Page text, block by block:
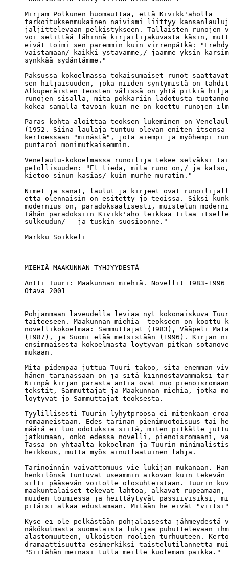
Mirjam Polkunen huomauttaa, että Kivikk'aholla
tarkoituksenmukainen naivismi liittyy
jäljittelevään pelkistykseen. Tällaisten runojen
voi selittää lähinnä kirjailijakuvasta käsin,
eivät toimi sen paremmin kuin virrenpätkä:
väistämään/ kaikki ystävämme,/ jäämme yksin
synkkää sydäntämme."
Paksussa kokoelmassa tokaisumaiset runot
sen hiljaisuuden, joka niiden syntymistä on
Alkuperäisten teosten välissä on yhtä pitkiä
runojen sisällä, mitä pokkariin ladotusta
kokea samalla tavoin kuin ne on koettu runojen
Paras kohta aloittaa teoksen lukeminen on
(1952. Siinä laulaja tuntuu olevan eniten
kertoessaan "minästä", jota aiempi ja myöhempi
puntaroi monimutkaisemmin.
Venelaulu-kokoelmassa runoilija tekee selväksi
petollisuuden: "Et tiedä, mitä runo on,/ ja
kietoo sinun käsiäs/ kuin murhe muratin."
Nimet ja sanat, laulut ja kirjeet ovat
että olennaisin on esitetty jo teoissa. Siksi
modernius on, paradoksaalisesti, muistelun
Tähän paradoksiin Kivikk'aho leikkaa tilaa
sulkeudun/ - ja tuskin suosioonne."
Markku Soikkeli
Antti Tuuri: Maakunnan miehiä. Novellit 1983-1996
Otava 2001
Pohjanmaan laveudella leviää nyt kokonaiskuva
taiteeseen. Maakunnan miehiä -teokseen on koottu
novellikokoelmaa: Sammuttajat (1983), Vääpeli
(1987), ja Suomi elää metsistään (1996). Kirjan
ensimmäisestä kokoelmasta löytyvän pitkän
mukaan.
Mitä pidempää juttua Tuuri takoo, sitä enemmän
hänen tarinassaan on ja sitä kiinnostavammaksi
Niinpä kirjan parasta antia ovat nuo
tekstit, Sammuttajat ja Maakunnan miehiä, jotka
löytyvät jo Sammuttajat-teoksesta.
Tyylillisesti Tuurin lyhytproosa ei mitenkään
romaaneistaan. Edes tarinan pienimuotoisuus tai
määrä ei luo odotuksia siitä, miten pitkälle
jatkumaan, onko edessä novelli, pienoisromaani,
Tässä on yhtäältä kokoelman ja Tuurin
heikkous, mutta myös ainutlaatuinen lahja.
Tarinoinnin vaivattomuus vie lukijan mukanaan.
henkilönsä tuntuvat useammin aikovan kuin
silti pääsevän voitolle olosuhteistaan. Tuurin
maakuntalaiset tekevät lähtöä, alkavat
muiden toimiessa ja heittäytyvät passiivisiksi,
pitäisi alkaa edustamaan. Mitään he eivät
Kyse ei ole pelkästään pohjalaisesta jähmeydestä
näkökulmasta suomalaista lukijaa puhuttelevaan
alastomuuteen, ulkoisten roolien turhuuteen.
dramaattisuutta esimerkiksi taistelutilannetta
"Siitähän meinasi tulla meille kuoleman paikka."